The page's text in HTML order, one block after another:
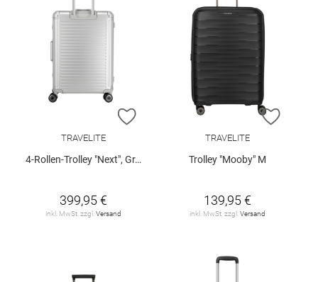
ZUR WUNSCHLISTE HINZUFÜGEN
TRAVELITE
4-Rollen-Trolley "Next", Gr. M
399,95 €
inkl. MwSt. zzgl. Versand
ZUR
TRAVELITE
Trolley "Mooby" M
139,95 €
inkl. MwSt. zzgl. Versand